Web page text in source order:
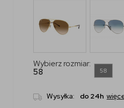
Wybierz rozmiar:
58
58
Wysyłka: do 24h